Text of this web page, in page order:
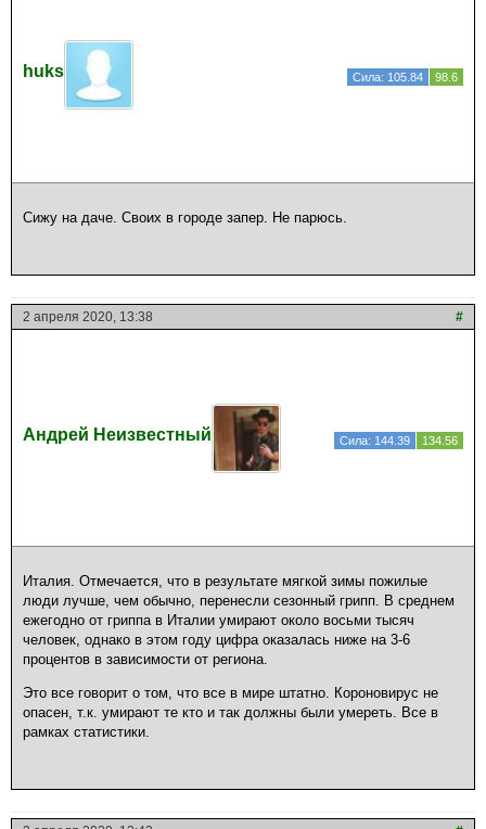
huks Сила: 105.84 98.6
Сижу на даче. Своих в городе запер. Не парюсь.
2 апреля 2020, 13:38 #
Андрей Неизвестный Сила: 144.39 134.56
Италия. Отмечается, что в результате мягкой зимы пожилые
люди лучше, чем обычно, перенесли сезонный грипп. В среднем
ежегодно от гриппа в Италии умирают около восьми тысяч
человек, однако в этом году цифра оказалась ниже на 3-6
процентов в зависимости от региона.
Это все говорит о том, что все в мире штатно. Короновирус не
опасен, т.к. умирают те кто и так должны были умереть. Все в
рамках статистики.